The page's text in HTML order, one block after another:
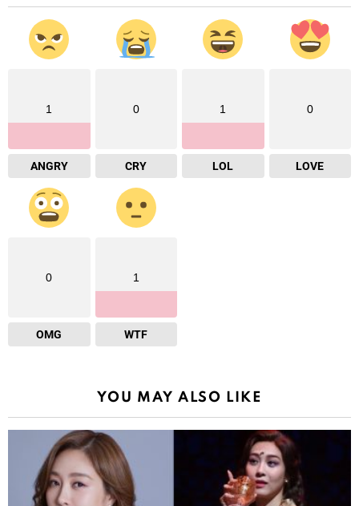
1
ANGRY
0
CRY
1
LOL
0
LOVE
0
OMG
1
WTF
YOU MAY ALSO LIKE